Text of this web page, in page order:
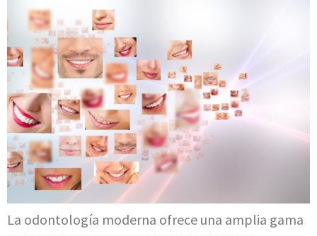
La odontología moderna ofrece una amplia gama